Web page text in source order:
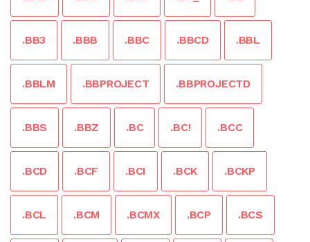
.BB3 .BBB .BBC .BBCD .BBL
.BBLM .BBPROJECT .BBPROJECTD
.BBS .BBZ .BC .BC! .BCC
.BCD .BCF .BCI .BCK .BCKP
.BCL .BCM .BCMX .BCP .BCS